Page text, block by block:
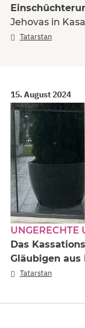
Jehovas in
Tatarstan
15. August 2024
UNGERECHTE
Das
Gläubigen aus
Tatarstan